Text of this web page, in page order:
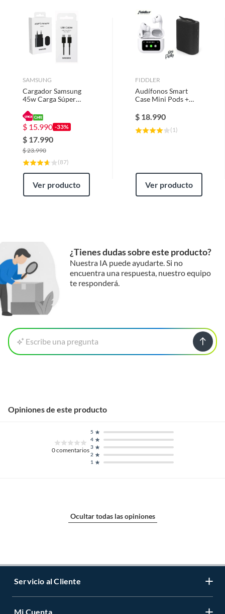
SAMSUNG
Cargador Samsung
45w Carga Súper
$ 15.990 -33%
$ 17.990
$23.990
(87)
Ver producto
FIDDLER
Audífonos Smart
Case Mini Pods +
Fiddler Mini Party
$ 18.990
( 1)
Ver producto
¿Tienes dudas sobre este producto?
Nuestra IA puede ayudarte. Si no
encuentra una respuesta, nuestro equipo
te responderá.
Escribe una pregunta
Opiniones de este producto
0comentarios
1
2
3
4
5
Ocultar todas las opiniones
Servicio al Cliente
Contáctanos
Mi Cuenta